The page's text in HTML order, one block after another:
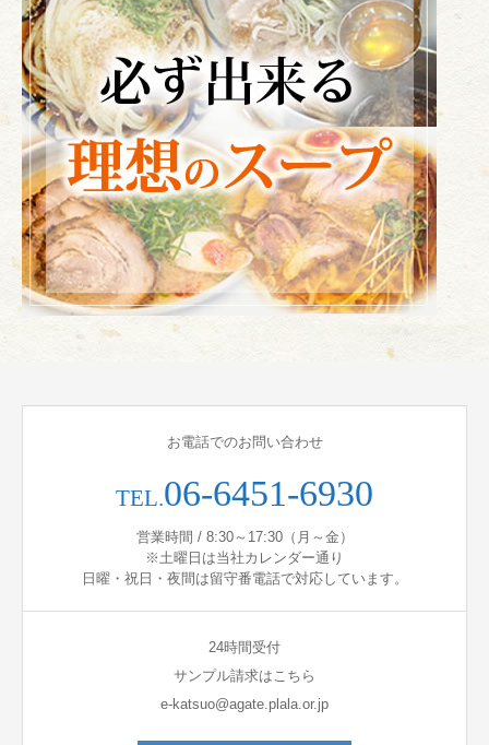
お電話でのお問い合わせ
TEL.06-6451-6930
営業時間 / 8:30～17:30（月～金）
※土曜日は当社カレンダー通り
日曜・祝日・夜間は留守番電話で対応しています。
24時間受付
サンプル請求はこちら
e-katsuo@agate.plala.or.jp